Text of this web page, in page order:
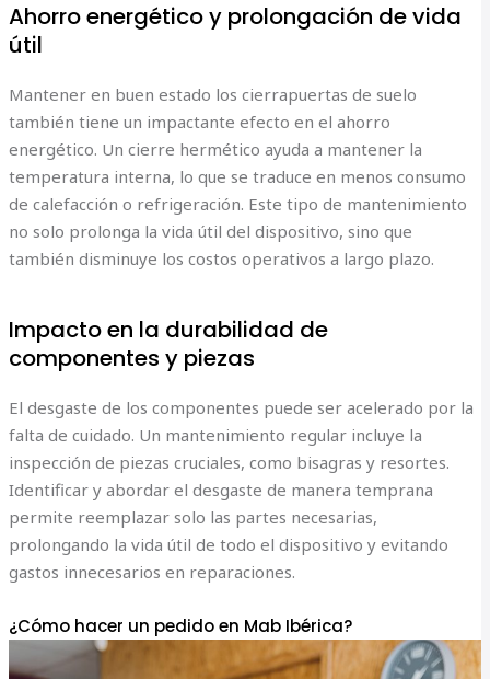
Ahorro energético y prolongación de vida
útil
Mantener en buen estado los cierrapuertas de suelo
también tiene un impactante efecto en el ahorro
energético. Un cierre hermético ayuda a mantener la
temperatura interna, lo que se traduce en menos consumo
de calefacción o refrigeración. Este tipo de mantenimiento
no solo prolonga la vida útil del dispositivo, sino que
también disminuye los costos operativos a largo plazo.
Impacto en la durabilidad de
componentes y piezas
El desgaste de los componentes puede ser acelerado por la
falta de cuidado. Un mantenimiento regular incluye la
inspección de piezas cruciales, como bisagras y resortes.
Identificar y abordar el desgaste de manera temprana
permite reemplazar solo las partes necesarias,
prolongando la vida útil de todo el dispositivo y evitando
gastos innecesarios en reparaciones.
¿Cómo hacer un pedido en Mab Ibérica?